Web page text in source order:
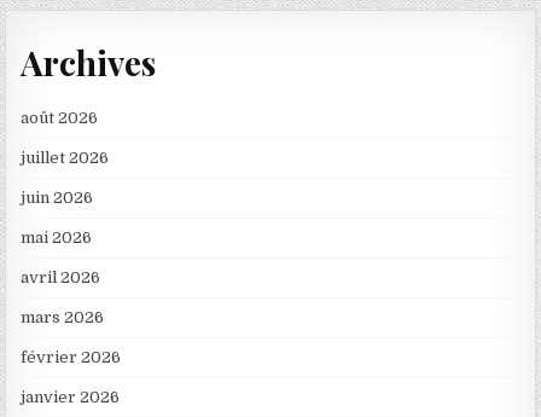
Archives
août 2026
juillet 2026
juin 2026
mai 2026
avril 2026
mars 2026
février 2026
janvier 2026